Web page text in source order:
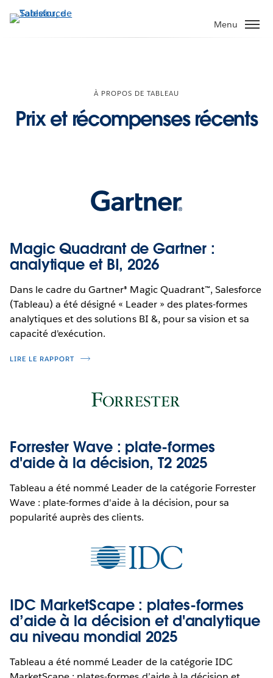
Aller
au
Menu
À PROPOS DE TABLEAU
Prix et récompenses récents
Magic Quadrant de Gartner :
analytique et BI, 2026
Dans le cadre du Gartner® Magic Quadrant™, Salesforce
(Tableau) a été désigné « Leader » des plates-formes
analytiques et des solutions BI &, pour sa vision et sa
capacité d'exécution.
LIRE LE RAPPORT
Forrester Wave : plate-formes
d'aide à la décision, T2 2025
Tableau a été nommé Leader de la catégorie Forrester
Wave : plate-formes d'aide à la décision, pour sa
popularité auprès des clients.
IDC MarketScape : plates-formes
d’aide à la décision et d'analytique
au niveau mondial 2025
Tableau a été nommé Leader de la catégorie IDC